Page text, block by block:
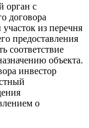
орган с
договора
из перечня
предоставления
соответствие
объекта.
инвестор
о